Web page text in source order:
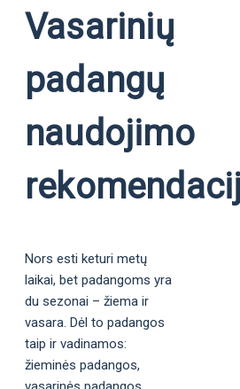
Vasarinių
padangų
naudojimo
Nors esti keturi metų
laikai, bet padangoms yra
du sezonai – žiema ir
vasara. Dėl to padangos
taip ir vadinamos:
žieminės padangos,